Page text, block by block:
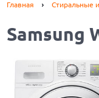
Главная Стиральные
Samsung